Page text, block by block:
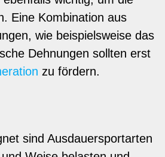
Eine Kombination aus
wie beispielsweise das
Dehnungen sollten erst
zu fördern.
sind Ausdauersportarten